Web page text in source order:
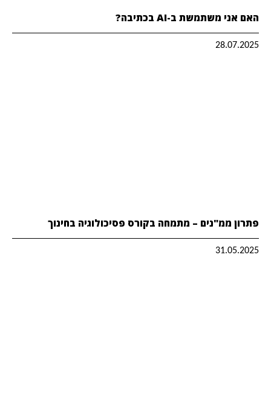
האם אני משתמשת ב-AI בכתיבה?
28.07.2025
פתרון ממ"נים – מתמחה בקורס פסיכולוגיה בחינוך
31.05.2025